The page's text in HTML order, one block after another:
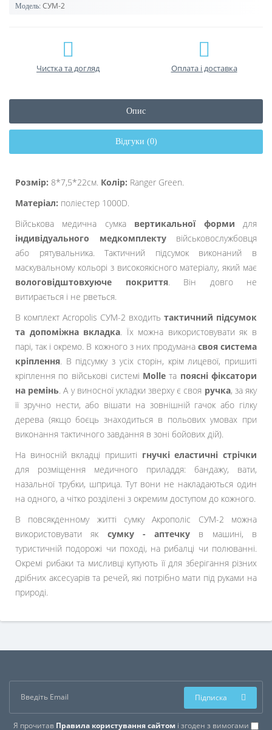
Модель: СУМ-2
Чистка та догляд Оплата і доставка
Опис
Відгуки (0)
Розмір: 8*7,5*22см. Колір: Ranger Green.
Матеріал: поліестер 1000D.
Військова медична сумка вертикальної форми для
індивідуального медкомплектувійськовослужбовця
або рятувальника. Тактичний підсумок виконаний в
маскувальному кольорі з високоякісного матеріалу, який має
вологовідштовхуюче покриття. Він довго не
витирається і не рветься.
В комплект Acropolis СУМ-2 входить тактичний підсумок
та допоміжна вкладка. Їх можна використовувати як в
парі, так і окремо. В кожного з них продуманасвоя система
кріплення. В підсумку з усіх сторін, крім лицевої, пришиті
кріплення по військові системі Molle та поясні фіксатори
на ремінь. А у виносної укладки зверху є своя ручка, за яку
її зручно нести, або вішати на зовнішній гачок або гілку
дерева (якщо боєць знаходиться в польових умовах при
виконання тактичного завдання в зоні бойових дій).
На виносній вкладці пришиті гнучкі еластичні стрічки
для розміщення медичного приладдя: бандажу, вати,
назальної трубки, шприца. Тут вони не накладаються один
на одного, а чітко розділені з окремим доступом до кожного.
В повсякденному житті сумку Акрополіс СУМ-2 можна
використовувати як сумку - аптечку в машині, в
туристичній подорожі чи поході, на рибалці чи полюванні.
Окремі рибаки та мисливці купують її для зберігання різних
дрібних аксесуарів та речей, які потрібно мати під руками на
природі.
Я прочитав Правила користування сайтом і згоден з вимогами
Підписка